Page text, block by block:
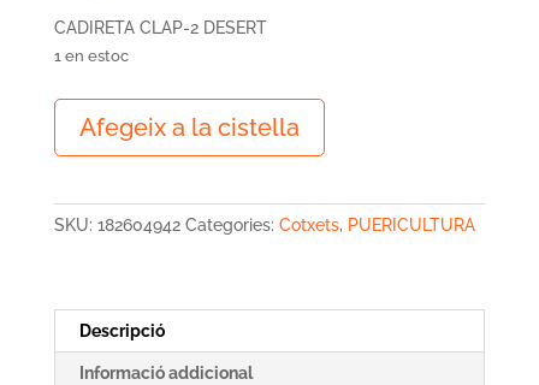
CADIRETA CLAP-2 DESERT
1 en estoc
2
Afegeix a la cistella
SKU: 182604942 Categories: Cotxets, PUERICULTURA
Descripció
Informació addicional